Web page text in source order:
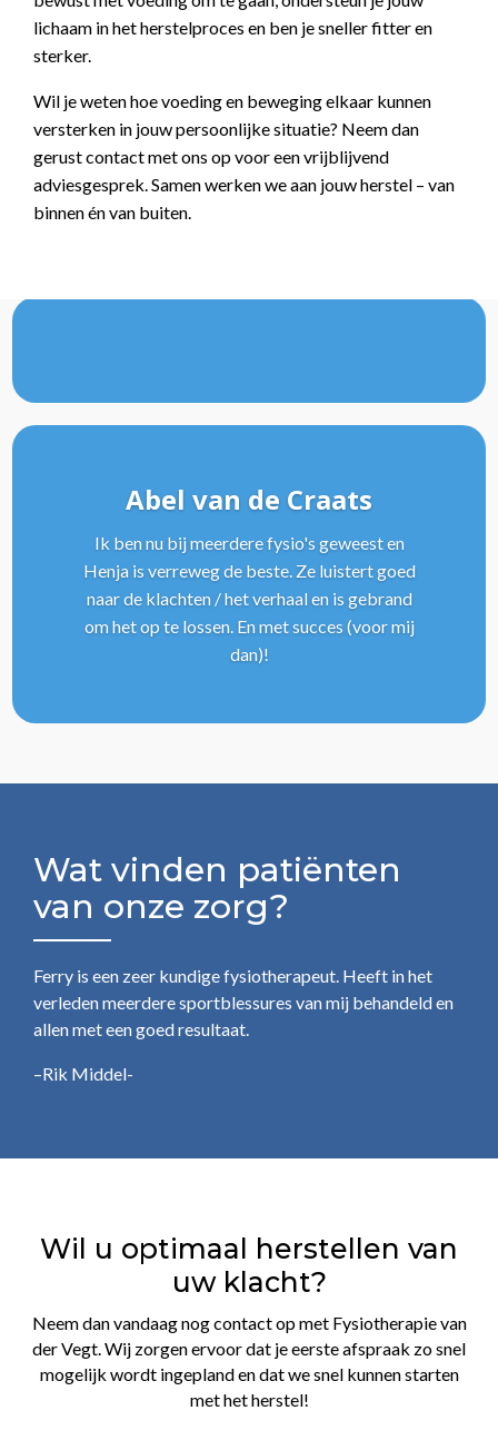
lichaam in het herstelproces en ben je sneller fitter en
sterker.
Wil je weten hoe voeding en beweging elkaar kunnen
versterken in jouw persoonlijke situatie? Neem dan
gerust contact met ons op voor een vrijblijvend
adviesgesprek. Samen werken we aan jouw herstel – van
binnen én van buiten.
Abel van de Craats
Ik ben nu bij meerdere fysio's geweest en
Henja is verreweg de beste. Ze luistert goed
naar de klachten / het verhaal en is gebrand
om het op te lossen. En met succes (voor mij
dan)!
Wat vinden patiënten
van onze zorg?
Ferry is een zeer kundige fysiotherapeut. Heeft in het
verleden meerdere sportblessures van mij behandeld en
allen met een goed resultaat.
–Rik Middel-
Wil u optimaal herstellen van
uw klacht?
Neem dan vandaag nog contact op met Fysiotherapie van
der Vegt. Wij zorgen ervoor dat je eerste afspraak zo snel
mogelijk wordt ingepland en dat we snel kunnen starten
met het herstel!